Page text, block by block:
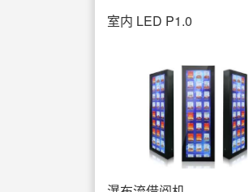
室内 LED P1.0